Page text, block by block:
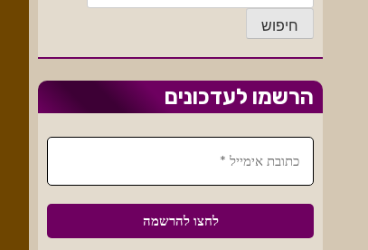
הרשמו לעדכונים